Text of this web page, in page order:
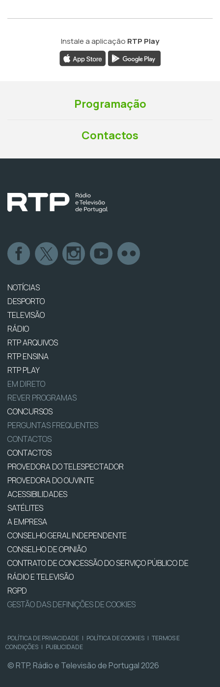
Instale a aplicação RTP Play
Programação
Contactos
NOTÍCIAS
DESPORTO
TELEVISÃO
RÁDIO
RTP ARQUIVOS
RTP ENSINA
RTP PLAY
EM DIRETO
REVER PROGRAMAS
CONCURSOS
PERGUNTAS FREQUENTES
CONTACTOS
CONTACTOS
PROVEDORA DO TELESPECTADOR
PROVEDORA DO OUVINTE
ACESSIBILIDADES
SATÉLITES
A EMPRESA
CONSELHO GERAL INDEPENDENTE
CONSELHO DE OPINIÃO
CONTRATO DE CONCESSÃO DO SERVIÇO PÚBLICO DE
RÁDIO E TELEVISÃO
RGPD
GESTÃO DAS DEFINIÇÕES DE COOKIES
POLÍTICA DE PRIVACIDADE | POLÍTICA DE COOKIES | TERMOS E
CONDIÇÕES | PUBLICIDADE
© RTP, Rádio e Televisão de Portugal 2026